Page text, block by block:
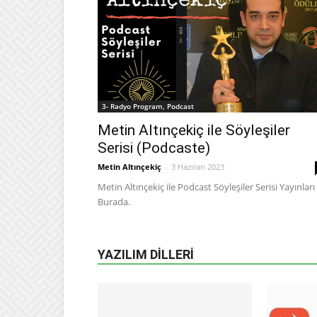
3- Radyo Program, Podcast
Metin Altınçekiç ile Söyleşiler
Serisi (Podcaste)
Metin Altınçekiç - 3 Haziran 2023
Metin Altınçekiç ile Podcast Söyleşiler Serisi Yayınları
Burada.
YAZILIM DILLERI